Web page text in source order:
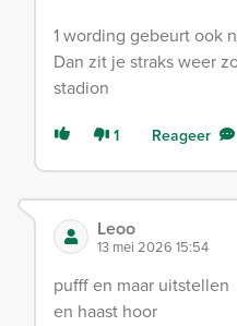
1 wording gebeurt ook
Dan zit je straks weer
stadion
1 Reageer
Leoo
13 mei 2026 15:54
pufff en maar uitstellen
en haast hoor